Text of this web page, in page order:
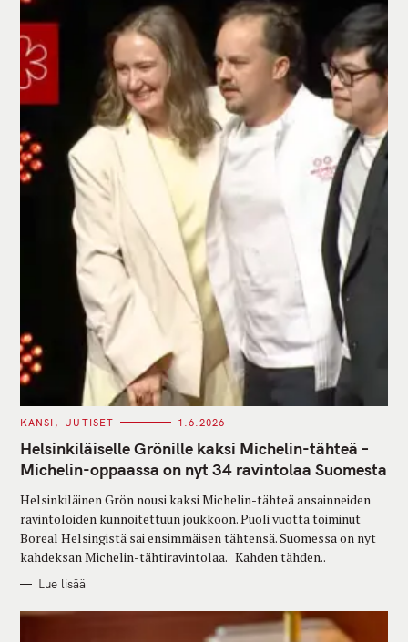
C
T
E
G
O
I
S
KANSI UUTISET 1.6.2026
Helsinkiläiselle Grönille kaksi Michelin-tähteä –
Michelin-oppaassa on nyt 34 ravintolaa Suomesta
Helsinkiläinen Grön nousi kaksi Michelin-tähteä ansainneiden
ravintoloiden kunnoitettuun joukkoon. Puoli vuotta toiminut
Boreal Helsingistä sai ensimmäisen tähtensä. Suomessa on nyt
kahdeksan Michelin-tähtiravintolaa. Kahden tähden..
Lue lisää